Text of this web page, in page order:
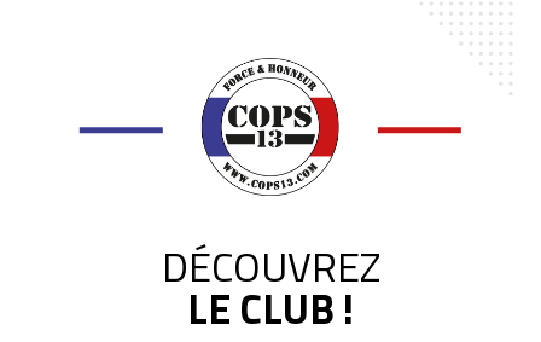
DÉCOUVREZ
LE CLUB !